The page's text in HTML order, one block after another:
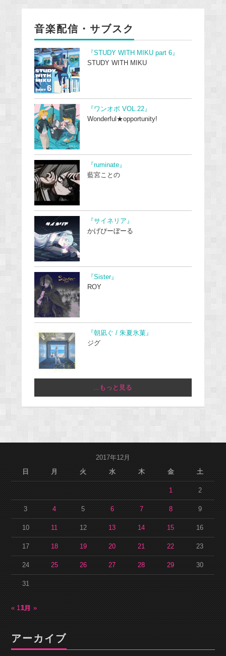
音楽配信・サブスク
『STUDY WITH MIKU part 6』
STUDY WITH MIKU
『ワンオポ VOL.22』
Wonderful★opportunity!
『ruminate』
藍宮ことの
『サイネリア』
かげぴーぼーる
『Sister』
ROY
『朝凪ぐ / 朱夏氷菓』
ジグ
...もっと見る
2017年12月
日
月 火 水 木 金 土
1 2
3 4 5 6 7 8 9
10 11 12 13 14 15 16
17 18 19 20 21 22 23
24 25 26 27 28 29 30
31
« 11月1月 »
アーカイブ